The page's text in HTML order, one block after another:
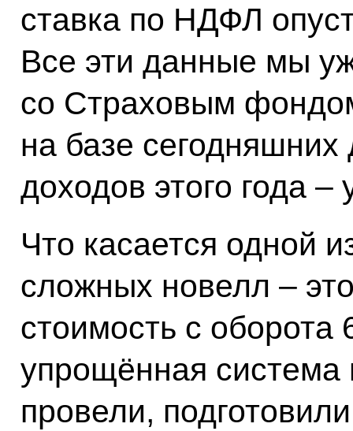
ставка по НДФЛ
Все эти данные мы
со Страховым
на базе
доходов этого года
Что касается одной
сложных новелл –
стоимость с
упрощённая
провели,